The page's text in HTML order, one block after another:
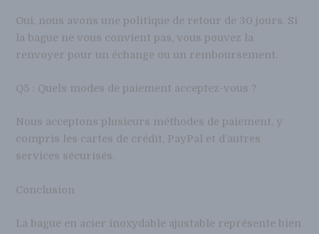
Oui, nous avons une politique de retour de 30 jours. Si
la bague ne vous convient pas, vous pouvez la
renvoyer pour un échange ou un remboursement.
Q5 : Quels modes de paiement acceptez-vous ?
Nous acceptons plusieurs méthodes de paiement, y
compris les cartes de crédit, PayPal et d’autres
services sécurisés.
Conclusion
La bague en acier inoxydable ajustable représente bien